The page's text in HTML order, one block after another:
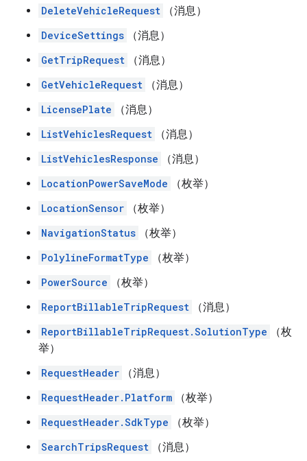
DeleteVehicleRequest
（消息）
DeviceSettings
（消息）
GetTripRequest
（消息）
GetVehicleRequest
（消息）
LicensePlate
（消息）
ListVehiclesRequest
（消息）
ListVehiclesResponse
（消息）
LocationPowerSaveMode
（枚举）
LocationSensor
（枚举）
NavigationStatus
（枚举）
PolylineFormatType
（枚举）
PowerSource
（枚举）
ReportBillableTripRequest
（消息）
ReportBillableTripRequest.SolutionType
（枚
举）
RequestHeader
（消息）
RequestHeader.Platform
（枚举）
RequestHeader.SdkType
（枚举）
SearchTripsRequest
（消息）